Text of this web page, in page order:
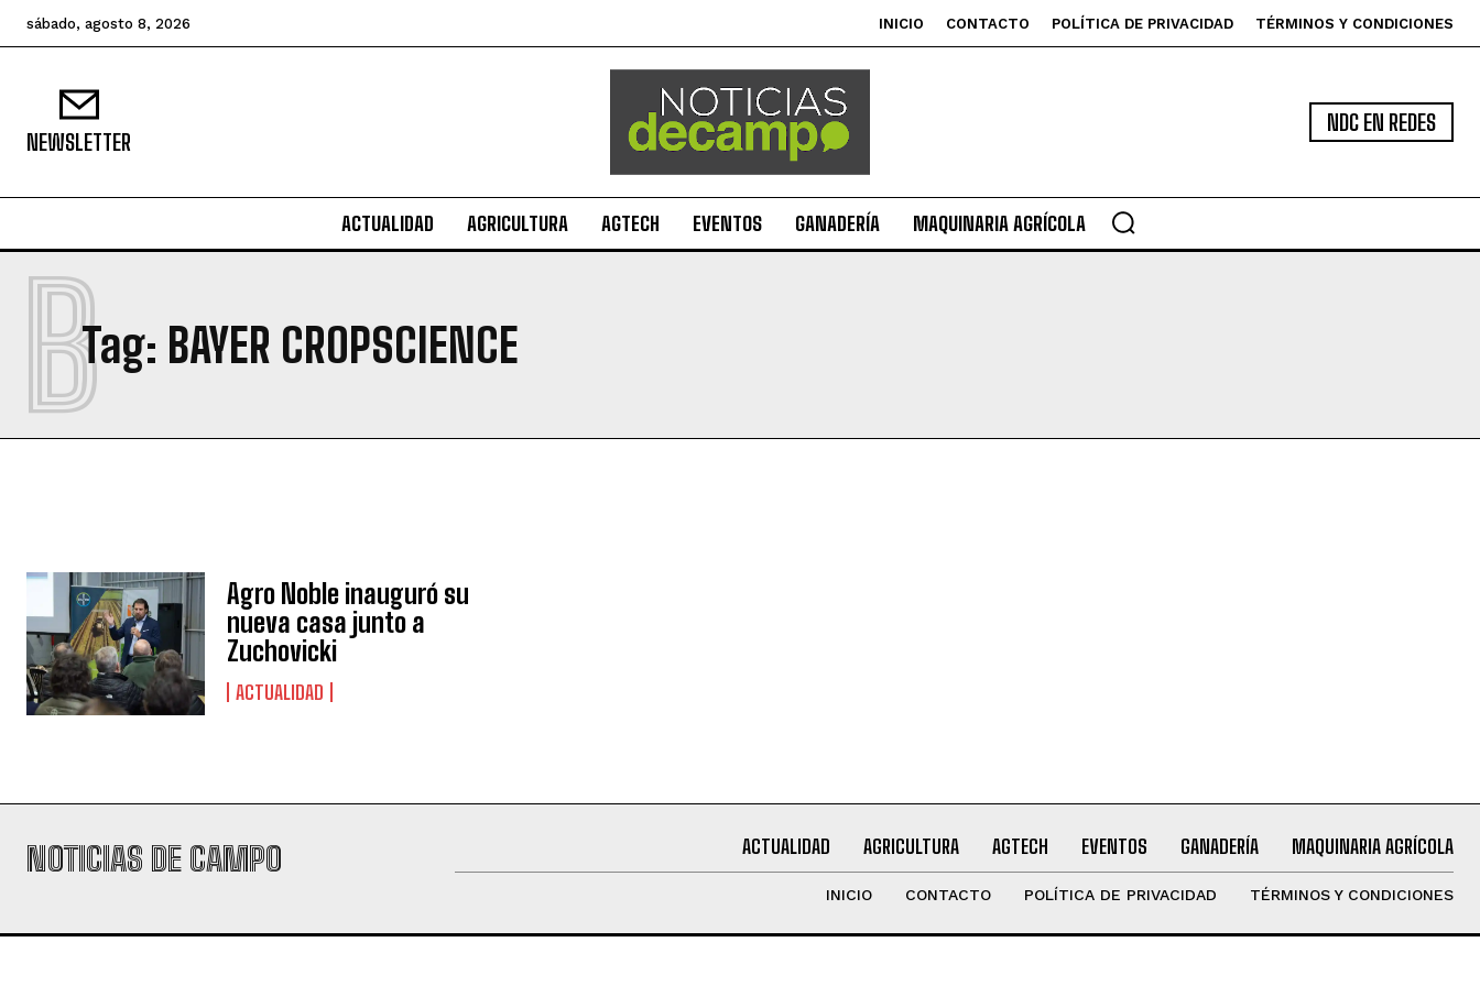
Suscribite al Newsletter
sábado, agosto 8, 2026 INICIO CONTACTO POLÍTICA DE PRIVACIDAD TÉRMINOS Y CONDICIONES
NEWSLETTER
NDC EN REDES
ACTUALIDAD AGRICULTURA AGTECH EVENTOS GANADERÍA MAQUINARIA AGRÍCOLA
Tag: BAYER CROPSCIENCE
B
Agro Noble inauguró su
nueva casa junto a
Zuchovicki
ACTUALIDAD
NOTICIAS DE CAMPO ACTUALIDAD AGRICULTURA AGTECH EVENTOS GANADERÍA MAQUINARIA AGRÍCOLA
INICIO CONTACTO POLÍTICA DE PRIVACIDAD TÉRMINOS Y CONDICIONES